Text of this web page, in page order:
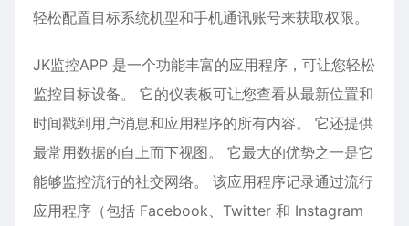
轻松配置目标系统机型和手机通讯账号来获取权限。
JK监控APP 是一个功能丰富的应用程序，可让您轻松
监控目标设备。 它的仪表板可让您查看从最新位置和
时间戳到用户消息和应用程序的所有内容。 它还提供
最常用数据的自上而下视图。 它最大的优势之一是它
能够监控流行的社交网络。 该应用程序记录通过流行
应用程序（包括 Facebook、Twitter 和 Instagram